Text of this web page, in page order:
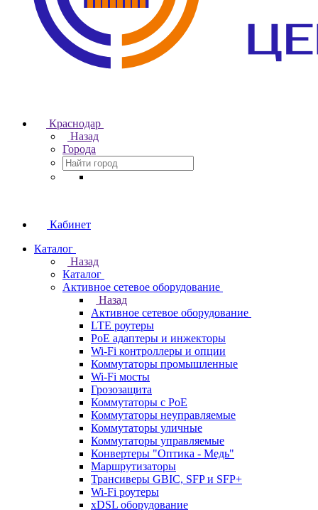
Краснодар
Назад
Города
Кабинет
Каталог
Назад
Каталог
Активное сетевое оборудование
Назад
Активное сетевое оборудование
LTE роутеры
PoE адаптеры и инжекторы
Wi-Fi контроллеры и опции
Коммутаторы промышленные
Wi-Fi мосты
Грозозащита
Коммутаторы c PoE
Коммутаторы неуправляемые
Коммутаторы уличные
Коммутаторы управляемые
Конвертеры "Оптика - Медь"
Маршрутизаторы
Трансиверы GBIC, SFP и SFP+
Wi-Fi роутеры
xDSL оборудование